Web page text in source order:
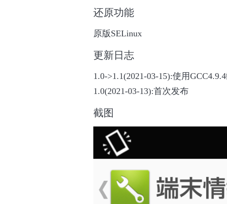
还原功能
原版SELinux
更新日志
1.0->1.1(2021-03-15):使用
1.0(2021-03-13):首次发布
截图